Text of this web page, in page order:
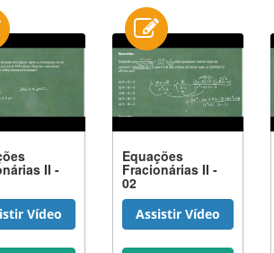
II -
Vídeo
Equações
Fracionárias II -
02
Assistir Vídeo